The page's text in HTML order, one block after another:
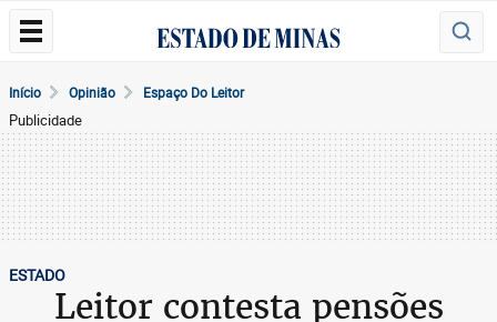
Início Opinião Espaço Do Leitor
Publicidade
ESTADO
Leitor contesta pensões